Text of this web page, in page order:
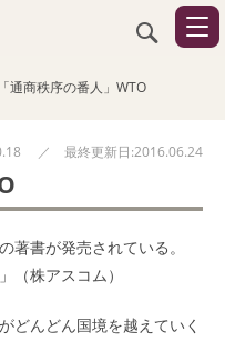
「通商秩序の番人」WTO
／ 最終更新日:2016.06.24
著書が発売されている。
（株アスコム）
どんどん国境を越えていく